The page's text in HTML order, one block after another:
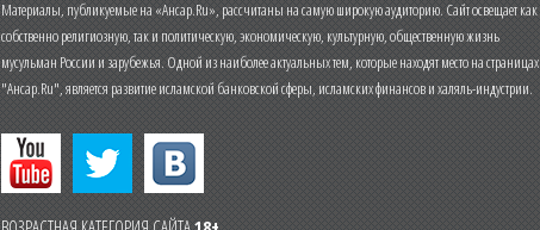
Материалы, публикуемые на «Ансар.Ru», рассчитаны на самую широкую аудиторию. Сайт освещает как
собственно религиозную, так и политическую, экономическую, культурную, общественную жизнь
мусульман России и зарубежья. Одной из наиболее актуальных тем, которые находят место на страницах
"Ансар.Ru", является развитие исламской банковской сферы, исламских финансов и халяль-индустрии.